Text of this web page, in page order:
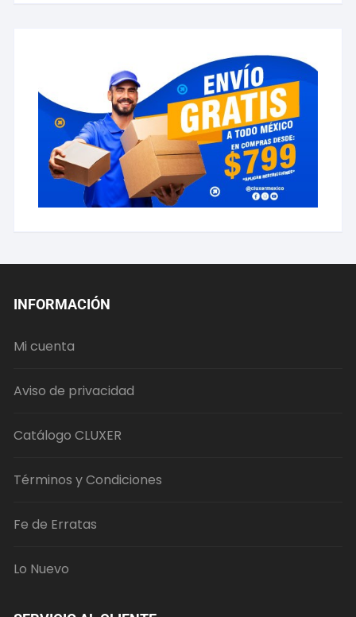
INFORMACIÓN
Mi cuenta
Aviso de privacidad
Catálogo CLUXER
Términos y Condiciones
Fe de Erratas
Lo Nuevo